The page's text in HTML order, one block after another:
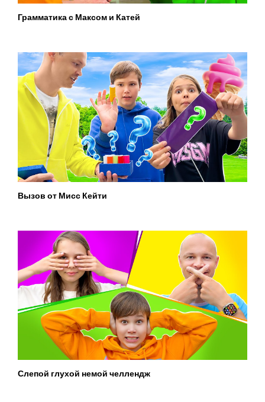
Грамматика с Максом и Катей
Вызов от Мисс Кейти
Слепой глухой немой челлендж